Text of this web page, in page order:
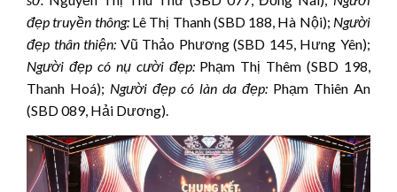
đẹp truyền thông:Lê Thị Thanh (SBD 188, Hà Nội); Người
đẹp thân thiện: Vũ Thảo Phương (SBD 145, Hưng Yên);
Người đẹp có nụ cười đẹp:Phạm Thị Thêm (SBD 198,
Thanh Hoá); Người đẹp có làn da đẹp: Phạm Thiên An
(SBD 089, Hải Dương).